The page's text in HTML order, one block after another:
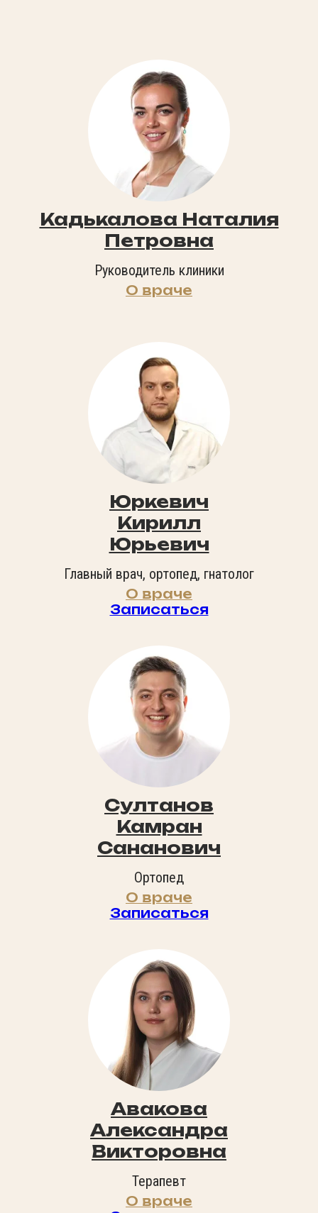
Кадькалова Наталия
Петровна
Руководитель клиники
О враче
Юркевич
Кирилл
Юрьевич
Главный врач, ортопед, гнатолог
О враче
Записаться
Султанов
Камран
Сананович
Ортопед
О враче
Записаться
Авакова
Александра
Викторовна
Терапевт
О враче